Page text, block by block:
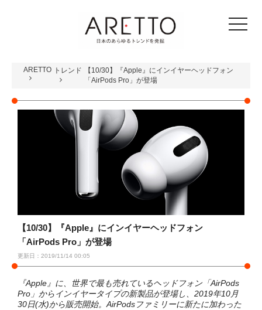
toggle
ARETTO トレンド
【10/30】『Apple』にインイヤーヘッドフォン
「AirPods Pro」が登場
【10/30】『Apple』にインイヤーヘッドフォン
「AirPods Pro」が登場
更新日：2019/11/14 00:05
『Apple』に、世界で最も売れているヘッドフォン「AirPods
Pro」からインイヤータイプの新製品が登場し、2019年10月
30日(水)から販売開始。AirPodsファミリーに新たに加わった